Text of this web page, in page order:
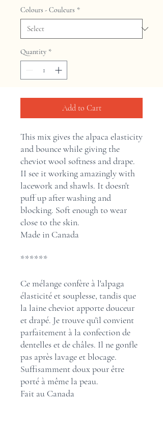
Colours - Couleurs *
Quantity *
Add to Cart
This mix gives the alpaca elasticity
and bounce while giving the
cheviot wool softness and drape.
II see it working amazingly with
lacework and shawls. It doesn't
puff up after washing and
blocking. Soft enough to wear
close to the skin.
Made in Canada
******
Ce mélange confère à l'alpaga
élasticité et souplesse, tandis que
la laine cheviot apporte douceur
et drapé. Je trouve qu'il convient
parfaitement à la confection de
dentelles et de châles. Il ne gonfle
pas après lavage et blocage.
Suffisamment doux pour être
porté à même la peau.
Fait au Canada